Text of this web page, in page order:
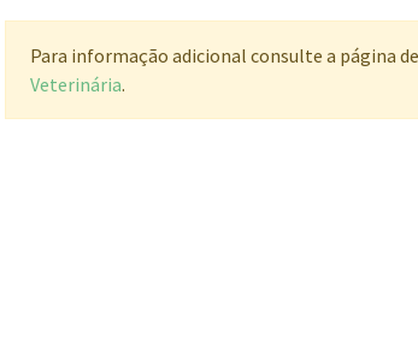
Para informação adicional consulte a página
Veterinária.